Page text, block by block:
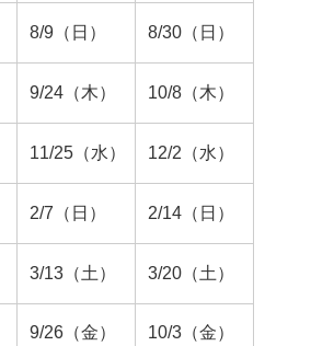
8/9（日） 8/30（日）
9/24（木） 10/8（木）
11/25（水） 12/2（水）
2/7（日） 2/14（日）
3/13（土） 3/20（土）
9/26（金） 10/3（金）